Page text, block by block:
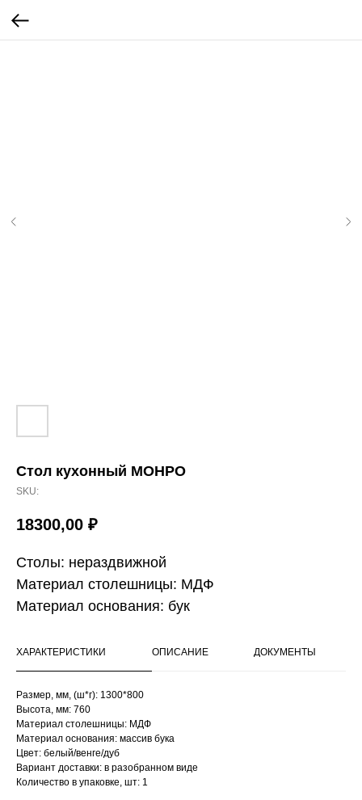
Cтол кухонный МОНРО
SKU:
18300,00 ₽
Столы: нераздвижной
Материал столешницы: МДФ
Материал основания: бук
ХАРАКТЕРИСТИКИ ОПИСАНИЕ ДОКУМЕНТЫ
Размер, мм, (ш*г): 1300*800
Высота, мм: 760
Материал столешницы: МДФ
Материал основания: массив бука
Цвет: белый/венге/дуб
Вариант доставки: в разобранном виде
Количество в упаковке, шт: 1